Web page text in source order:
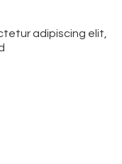
adipiscing elit,